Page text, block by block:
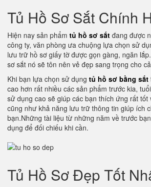
Tủ Hồ Sơ Sắt Chính
Hiện nay sản phẩm tủ hồ sơ sắt đang được
công ty, văn phòng ưa chuộng lựa chọn sử
lưu trữ hồ sơ giấy tờ được gọn gàng, ngăn
sơ sắt nó sẽ tôn nên vẻ đẹp sang trọng cho
Khi bạn lựa chọn sử dụng tủ hồ sơ bằng sắt
cao hơn rất nhiều các sản phẩm trước kia,
sử dụng cao sẽ giúp các bạn thích ứng rất tốt
cũng như khả năng lưu trữ thông tin giúp ích
bạn.Những tài liệu từ những năm về trước
dụng để đối chiếu khi cần.
Tủ Hồ Sơ Đẹp Tốt